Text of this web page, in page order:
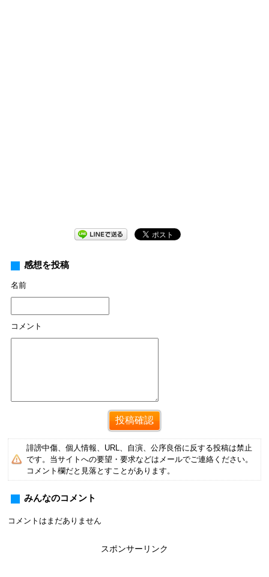
感想を投稿
名前
コメント
誹謗中傷、個人情報、URL、自演、公序良俗に反する投稿は禁止
です。当サイトへの要望・要求などはメールでご連絡ください。
コメント欄だと見落とすことがあります。
みんなのコメント
コメントはまだありません
スポンサーリンク